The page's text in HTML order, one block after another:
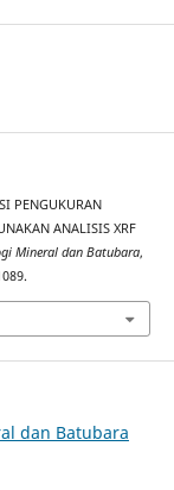
PENGUKURAN
ANALISIS XRF
Mineral dan Batubara,
dan Batubara